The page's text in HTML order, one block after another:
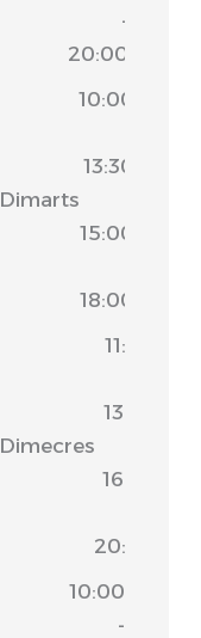
-
20:00
Dimarts
10:00
13:30
15:00
18:00
Dimecres
11:00
13:30
16:30
20:00
10:00
-